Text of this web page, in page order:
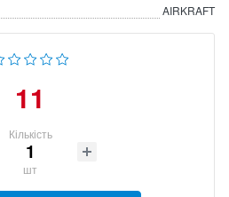
AIRKRAFT
11
Кількість
шт